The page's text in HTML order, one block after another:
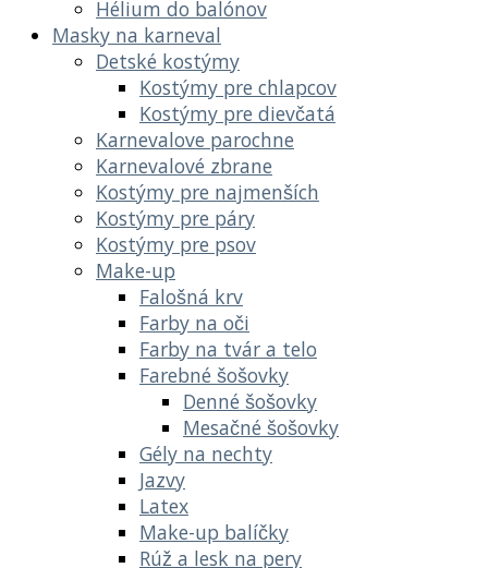
Hélium do balónov
Masky na karneval
Detské kostýmy
Kostýmy pre chlapcov
Kostýmy pre dievčatá
Karnevalove parochne
Karnevalové zbrane
Kostýmy pre najmenších
Kostýmy pre páry
Kostýmy pre psov
Make-up
Falošná krv
Farby na oči
Farby na tvár a telo
Farebné šošovky
Denné šošovky
Mesačné šošovky
Gély na nechty
Jazvy
Latex
Make-up balíčky
Rúž a lesk na pery